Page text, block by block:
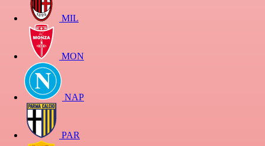
MIL
MON
NAP
PAR